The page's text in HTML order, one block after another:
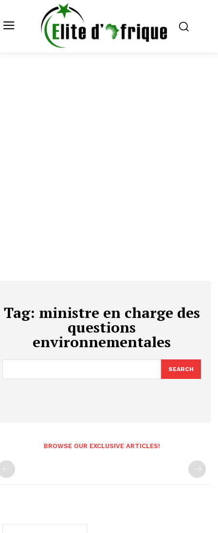
Tag: ministre en charge des
questions
environnementales
SEARCH
BROWSE OUR EXCLUSIVE ARTICLES!